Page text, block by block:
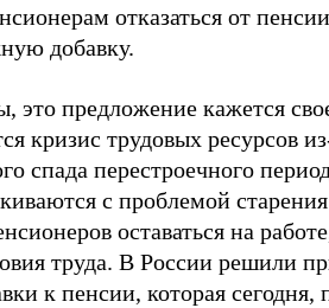
отказаться от
добавку.
это предложение кажется
кризис трудовых ресурсов
спада перестроечного
с проблемой
оставаться на
труда. В России решили
к пенсии, которая сегодня,